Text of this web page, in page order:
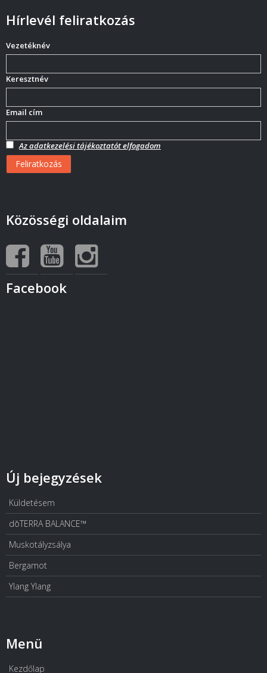
Hírlevél feliratkozás
Vezetéknév
Keresztnév
Email cím
Az adatkezelési tájékoztatót elfogadom
Közösségi oldalaim
Facebook
Új bejegyzések
Küldetésem
dōTERRA BALANCE™
Muskotályzsálya
Bergamot
Ylang Ylang
Menü
Kezdőlap